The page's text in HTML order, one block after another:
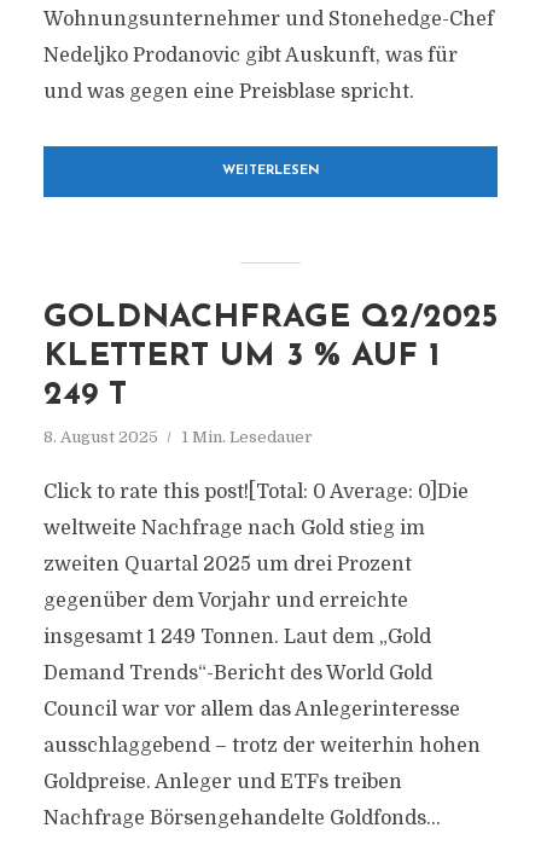
Wohnungsunternehmer und Stonehedge-Chef
Nedeljko Prodanovic gibt Auskunft, was für
und was gegen eine Preisblase spricht.
WEITERLESEN
GOLDNACHFRAGE Q2/2025
KLETTERT UM 3 % AUF 1
249 T
8. August 2025 1 Min. Lesedauer
Click to rate this post![Total: 0 Average: 0]Die
weltweite Nachfrage nach Gold stieg im
zweiten Quartal 2025 um drei Prozent
gegenüber dem Vorjahr und erreichte
insgesamt 1 249 Tonnen. Laut dem „Gold
Demand Trends“-Bericht des World Gold
Council war vor allem das Anlegerinteresse
ausschlaggebend – trotz der weiterhin hohen
Goldpreise. Anleger und ETFs treiben
Nachfrage Börsengehandelte Goldfonds...